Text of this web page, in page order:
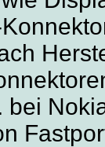
bei